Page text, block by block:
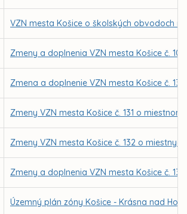
VZN mesta Košice o školských obvodoch
Zmeny a doplnenia VZN mesta Košice č.
Zmena a doplnenie VZN mesta Košice č.
Zmeny VZN mesta Košice č. 131 o
Zmeny VZN mesta Košice č. 132 o
Zmeny a doplnenia VZN mesta Košice č.
Územný plán zóny Košice - Krásna nad